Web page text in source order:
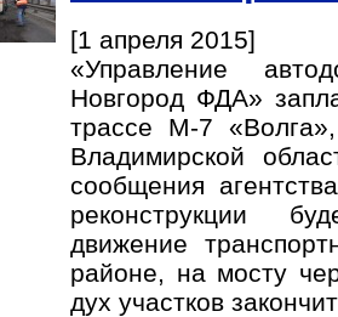
[1 апреля 2015]
«Управление
Новгород ФДА»
трассе М-7
Владимирской
сообщения
реконструкции
движение
районе, на мосту
дух участков